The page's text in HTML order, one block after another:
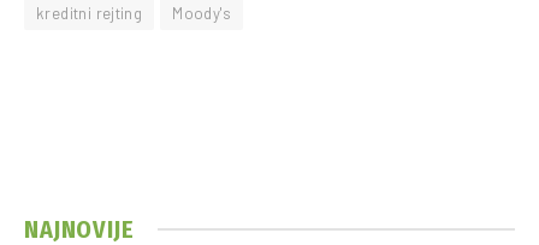
kreditni rejting Moody's
NAJNOVIJE